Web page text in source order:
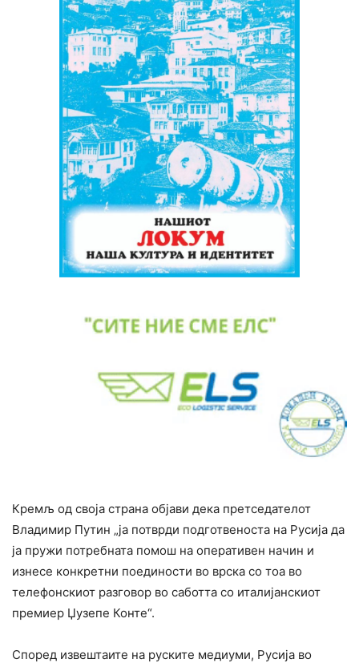
Кремљ од своја страна објави дека претседателот
Владимир Путин „ја потврди подготвеноста на Русија да
ја пружи потребната помош на оперативен начин и
изнесе конкретни поединости во врска со тоа во
телефонскиот разговор во саботта со италијанскиот
премиер Џузепе Конте“.
Според извештаите на руските медиуми, Русија во